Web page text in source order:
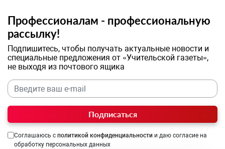
Профессионалам - профессиональную
рассылку!
Подпишитесь, чтобы получать актуальные новости и
специальные предложения от «Учительской газеты»,
не выходя из почтового ящика
Подписаться
Соглашаюсь с политикой конфиденциальности и даю согласие на
обработку персональных данных